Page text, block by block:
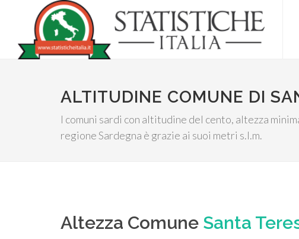
ALTITUDINE COMUNE DI
I comuni sardi con altitudine del cento, altezza
regione Sardegna è grazie ai suoi metri s.l.m.
Altezza Comune Santa